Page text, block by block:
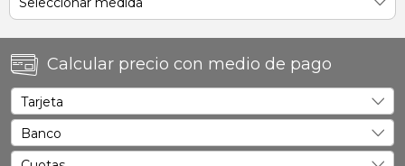
Calcular precio con medio de pago